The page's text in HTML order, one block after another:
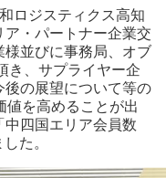
ロジスティクス高知
・パートナー企業交
並びに事務局、オブ
き、サプライヤー企
の展望について等の
値を高めることが出
四国エリア会員数
た。